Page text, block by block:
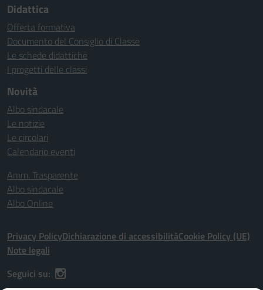
Didattica
Offerta formativa
Documento del Consiglio di Classe
Le schede didattiche
I progetti delle classi
Novità
Albo sindacale
Le notizie
Le circolari
Calendario eventi
Amm. Trasparente
Albo sindacale
Albo Online
Privacy PolicyDichiarazione di accessibilitàCookie Policy (UE)
Note legali
Seguici su: